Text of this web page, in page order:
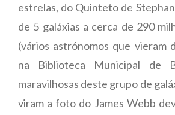
estrelas, do Quinteto de
de 5 galáxias a cerca de 290
(vários astrónomos que vieram
na Biblioteca Municipal de
maravilhosas deste grupo de
viram a foto do James Webb